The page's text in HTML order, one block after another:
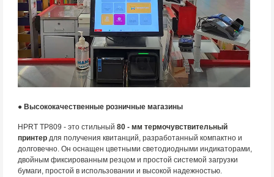
● Высококачественные розничные магазины
HPRT TP809 - это стильный 80 - мм термочувствительный
принтер для получения квитанций, разработанный компактно и
долговечно. Он оснащен цветными светодиодными индикаторами,
двойным фиксированным резцом и простой системой загрузки
бумаги, простой в использовании и высокой надежностью.